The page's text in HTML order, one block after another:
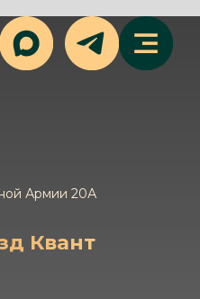
Квант
Армии 20А